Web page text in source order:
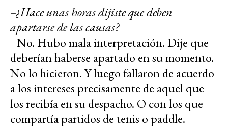
–¿Hace unas horas dijiste que deben
apartarse de las causas?
–No. Hubo mala interpretación. Dije que
deberían haberse apartado en su momento.
No lo hicieron. Y luego fallaron de acuerdo
a los intereses precisamente de aquel que
los recibía en su despacho. O con los que
compartía partidos de tenis o paddle.